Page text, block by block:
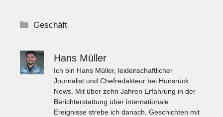
Kategorien
Geschäft
Hans Müller
Ich bin Hans Müller, leidenschaftlicher
Journalist und Chefredakteur bei Hunsrück
News. Mit über zehn Jahren Erfahrung in der
Berichterstattung über internationale
Ereignisse strebe ich danach, Geschichten mit